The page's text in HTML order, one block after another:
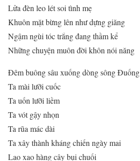
Lửa đèn leo lét soi tình mẹ
Khuôn mặt bừng lên như dựng giăng
Ngậm ngùi tóc trắng đang thầm kể
Những chuyện muôn đời khôn nói năng
Đêm buông sâu xuống dòng sông Đuống
Ta mài lưỡi cuốc
Ta uốn lưỡi liềm
Ta vót gậy nhọn
Ta rũa mác dài
Ta xây thành kháng chiến ngày mai
Lao xao hàng cây bụi chuối